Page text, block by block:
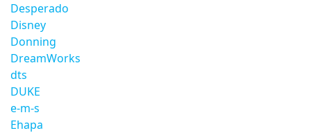
Desperado
Disney
Donning
DreamWorks
dts
DUKE
e-m-s
Ehapa